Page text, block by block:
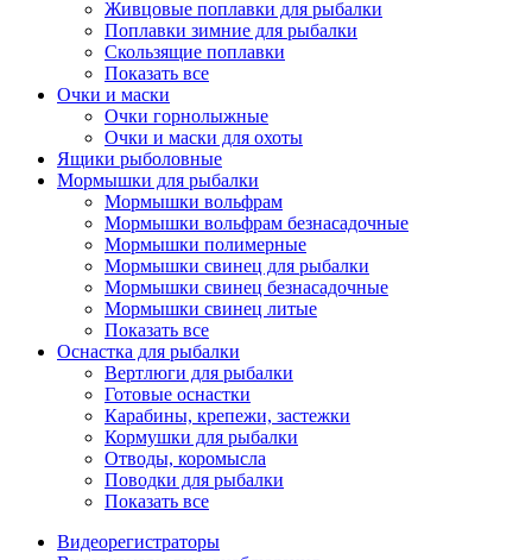
Живцовые поплавки для рыбалки
Поплавки зимние для рыбалки
Скользящие поплавки
Показать все
Очки и маски
Очки горнолыжные
Очки и маски для охоты
Ящики рыболовные
Мормышки для рыбалки
Мормышки вольфрам
Мормышки вольфрам безнасадочные
Мормышки полимерные
Мормышки свинец для рыбалки
Мормышки свинец безнасадочные
Мормышки свинец литые
Показать все
Оснастка для рыбалки
Вертлюги для рыбалки
Готовые оснастки
Карабины, крепежи, застежки
Кормушки для рыбалки
Отводы, коромысла
Поводки для рыбалки
Показать все
Видеорегистраторы